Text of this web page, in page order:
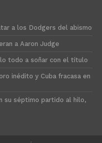
a los Dodgers del abismo
a Aaron Judge
todo a soñar con el título
inédito y Cuba fracasa en
su séptimo partido al hilo,